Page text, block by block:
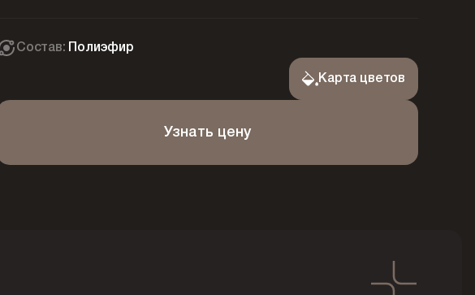
Состав: Полиэфир
Карта цветов
Узнать цену